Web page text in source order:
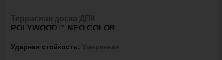
POLYWOOD™ NEO COLOR
Ударная стойкость: